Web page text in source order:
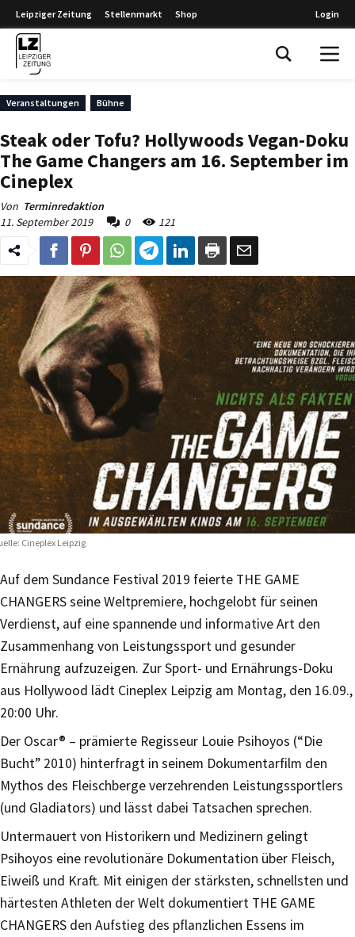
Leipziger Zeitung Stellenmarkt Shop Login
Veranstaltungen Bühne
Steak oder Tofu? Hollywoods Vegan-Doku
The Game Changers am 16. September im
Cineplex
Von Terminredaktion
11. September 2019
0 121
Cineplex Leipzig
Auf dem Sundance Festival 2019 feierte THE GAME
CHANGERS seine Weltpremiere, hochgelobt für seinen
Verdienst, auf eine spannende und informative Art den
Zusammenhang von Leistungssport und gesunder
Ernährung aufzuzeigen. Zur Sport- und Ernährungs-Doku
aus Hollywood lädt Cineplex Leipzig am Montag, den 16.09.,
20:00 Uhr.
Der Oscar® – prämierte Regisseur Louie Psihoyos (“Die
Bucht” 2010) hinterfragt in seinem Dokumentarfilm den
Mythos des Fleischberge verzehrenden Leistungssportlers
(und Gladiators) und lässt dabei Tatsachen sprechen.
Untermauert von Historikern und Medizinern gelingt
Psihoyos eine revolutionäre Dokumentation über Fleisch,
Eiweiß und Kraft. Mit einigen der stärksten, schnellsten und
härtesten Athleten der Welt dokumentiert THE GAME
CHANGERS den Aufstieg des pflanzlichen Essens im